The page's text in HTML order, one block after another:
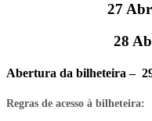
27
28
Abertura da bilheteira –
Regras de acesso à bilheteira: